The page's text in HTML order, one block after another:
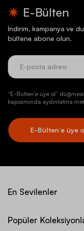
E-Bülten
İndirim, kampanya ve
bültene abone olun.
“E-Bülten’e üye ol”
kapsamında aydınlatma
E-Bülten’e üye
En Sevilenler
Popüler